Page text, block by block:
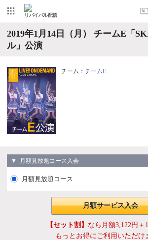
リバイバル配信
2019年1月14日（月） チームE「
ル」公演
チーム： チームE
▼ 月額見放題コース入会
月額見放題コース
月額サービス入会
【セット割】 なら月額3,122円＋
もっとお得にご利用いただけ